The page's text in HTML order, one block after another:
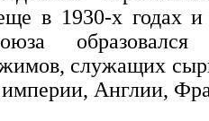
в 1930-х годах
служащих
империи, Англии,